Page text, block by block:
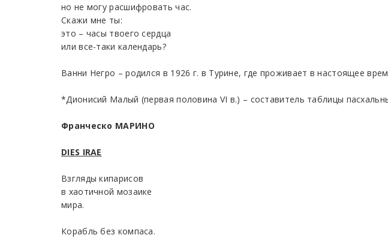
но не могу расшифровать час.
Скажи мне ты:
это – часы твоего сердца
или все-таки календарь?
Ванни Негро – родился в 1926 г. в Турине, где проживает в настоящее
*Дионисий Малый (первая половина VI в.) – составитель таблицы
Франческо МАРИНО
DIES IRAE
Взгляды кипарисов
в хаотичной мозаике
мира.
Корабль без компаса.